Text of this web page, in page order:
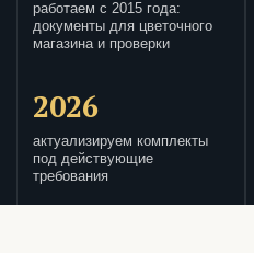
работаем с 2015 года:
документы для цветочного
магазина и проверки
2026
актуализируем комплекты
под действующие
требования